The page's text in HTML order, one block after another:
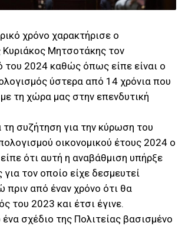
χρόνο χαρακτήρισε ο
Μητσοτάκης τον
του 2024 καθώς όπως είπε είναι ο
ύστερα από 14 χρόνια που
τη χώρα μας στην επενδυτική
συζήτηση για την κύρωση του
οικονομικού έτους 2024 ο
ότι αυτή η αναβάθμιση υπήρξε
για τον οποίο είχε δεσμευτεί
από έναν χρόνο ότι θα
του 2023 και έτσι έγινε.
σχέδιο της Πολιτείας βασισμένο